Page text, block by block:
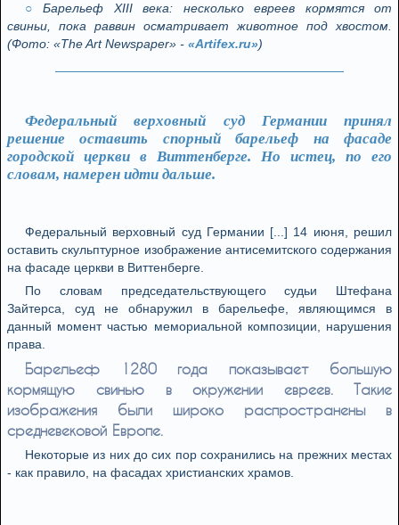
Барельеф XIII века: несколько евреев кормятся от
свиньи, пока раввин осматривает животное под хвостом.
(Фото: «The Art Newspaper» - «Artifex.ru»)
Федеральный верховный суд Германии принял
решение оставить спорный барельеф на фасаде
городской церкви в Виттенберге. Но истец, по его
словам, намерен идти дальше.
Федеральный верховный суд Германии [...] 14 июня, решил
оставить скульптурное изображение антисемитского содержания
на фасаде церкви в Виттенберге.
По словам председательствующего судьи Штефана
Зайтерса, суд не обнаружил в барельефе, являющимся в
данный момент частью мемориальной композиции, нарушения
права.
Барельеф 1280 года показывает большую
кормящую свинью в окружении евреев. Такие
изображения были широко распространены в
средневековой Европе.
Некоторые из них до сих пор сохранились на прежних местах
- как правило, на фасадах христианских храмов.